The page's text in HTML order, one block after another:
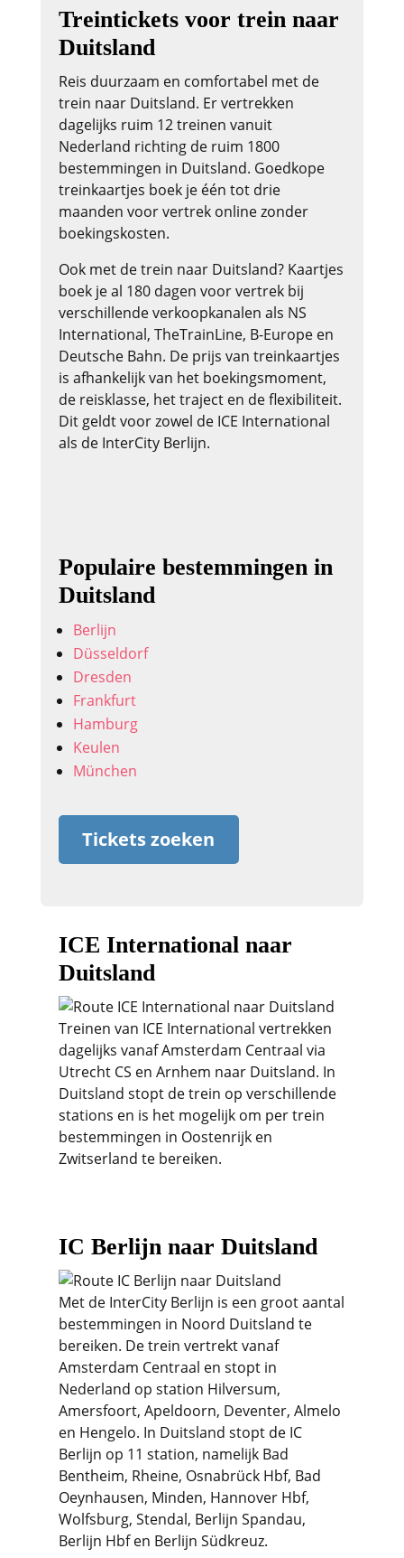
Treintickets voor trein naar
Duitsland
Reis duurzaam en comfortabel met de
trein naar Duitsland. Er vertrekken
dagelijks ruim 12 treinen vanuit
Nederland richting de ruim 1800
bestemmingen in Duitsland. Goedkope
treinkaartjes boek je één tot drie
maanden voor vertrek online zonder
boekingskosten.
Ook met de trein naar Duitsland? Kaartjes
boek je al 180 dagen voor vertrek bij
verschillende verkoopkanalen als NS
International, TheTrainLine, B-Europe en
Deutsche Bahn. De prijs van treinkaartjes
is afhankelijk van het boekingsmoment,
de reisklasse, het traject en de flexibiliteit.
Dit geldt voor zowel de ICE International
als de InterCity Berlijn.
Populaire bestemmingen in
Duitsland
Berlijn
Düsseldorf
Dresden
Frankfurt
Hamburg
Keulen
München
Tickets zoeken
ICE International naar
Duitsland
Treinen van ICE International vertrekken
dagelijks vanaf Amsterdam Centraal via
Utrecht CS en Arnhem naar Duitsland. In
Duitsland stopt de trein op verschillende
stations en is het mogelijk om per trein
bestemmingen in Oostenrijk en
Zwitserland te bereiken.
IC Berlijn naar Duitsland
Met de InterCity Berlijn is een groot aantal
bestemmingen in Noord Duitsland te
bereiken. De trein vertrekt vanaf
Amsterdam Centraal en stopt in
Nederland op station Hilversum,
Amersfoort, Apeldoorn, Deventer, Almelo
en Hengelo. In Duitsland stopt de IC
Berlijn op 11 station, namelijk Bad
Bentheim, Rheine, Osnabrück Hbf, Bad
Oeynhausen, Minden, Hannover Hbf,
Wolfsburg, Stendal, Berlijn Spandau,
Berlijn Hbf en Berlijn Südkreuz.